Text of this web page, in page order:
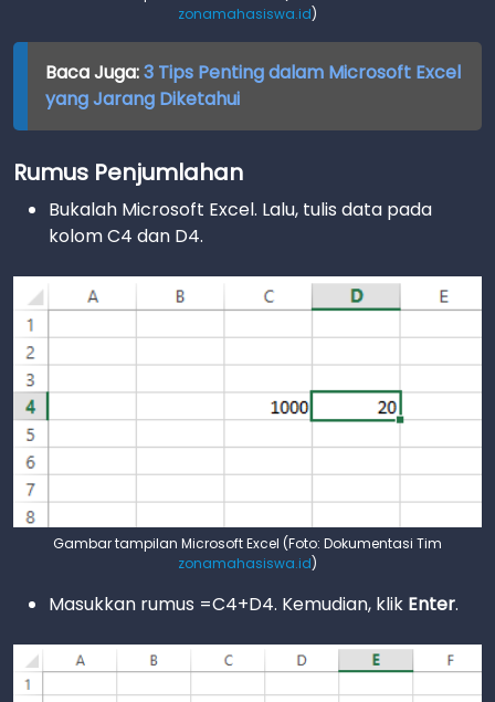
zonamahasiswa.id)
Baca Juga:3 Tips Penting dalam Microsoft Excel
yang Jarang Diketahui
Rumus Penjumlahan
Bukalah Microsoft Excel. Lalu, tulis data pada
kolom C4 dan D4.
Gambar tampilan Microsoft Excel (Foto: Dokumentasi Tim
zonamahasiswa.id)
Masukkan rumus =C4+D4. Kemudian, klik Enter.